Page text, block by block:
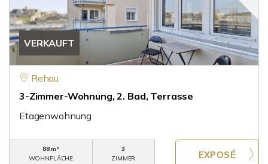
VERKAUFT
Rehau
3-Zimmer-Wohnung, 2. Bad, Terrasse
Etagenwohnung
88 m²
WOHNFLÄCHE
3
ZIMMER